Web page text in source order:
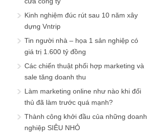
Kinh nghiệm đúc rút sau 10 năm xây
dựng Vntrip
Tin người nhà – họa 1 sản nghiệp có
giá trị 1.600 tỷ đồng
Các chiến thuật phối hợp marketing và
sale tăng doanh thu
Làm marketing online như nào khi đối
thủ đã làm trước quá mạnh?
Thành công khởi đầu của những doanh
nghiệp SIÊU NHỎ